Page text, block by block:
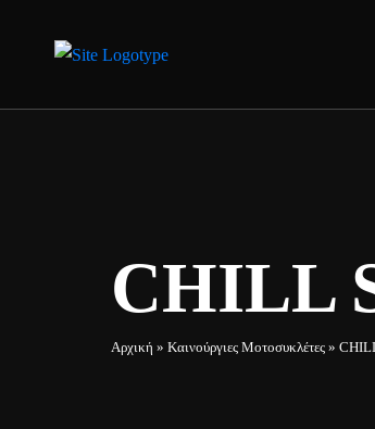
CHILL
Αρχική » Καινούργιες Μοτοσυκλέτες »